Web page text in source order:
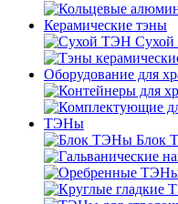
Керамические тэны
Оборудование для
ТЭНы
Блок